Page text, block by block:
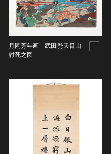
月岡芳年画 武田勢天目山
討死之図
区
)
)
り）
WORK（著作権あり-
USE
育目的の利用可）
USE
営利目的の利用可）
UNLOCATABLE
作権あり-著作権者不明）
し-契約による制限あり）
USE ONLY（著
用可）
する